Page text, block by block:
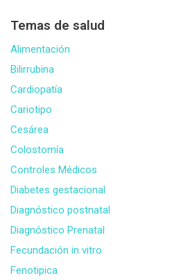
Temas de salud
Alimentación
Bilirrubina
Cardiopatía
Cariotipo
Cesárea
Colostomía
Controles Médicos
Diabetes gestacional
Diagnóstico postnatal
Diagnóstico Prenatal
Fecundación in vitro
Fenotipica